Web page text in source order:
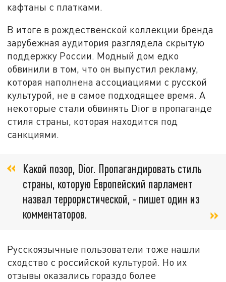
кафтаны с платками.
В итоге в рождественской коллекции бренда
зарубежная аудитория разглядела скрытую
поддержку России. Модный дом едко
обвинили в том, что он выпустил рекламу,
которая наполнена ассоциациями с русской
культурой, не в самое подходящее время. А
некоторые стали обвинять Dior в пропаганде
стиля страны, которая находится под
санкциями.
Какой позор, Dior. Пропагандировать стиль
страны, которую Европейский парламент
назвал террористической, - пишет один из
комментаторов.
Русскоязычные пользователи тоже нашли
сходство с российской культурой. Но их
отзывы оказались гораздо более